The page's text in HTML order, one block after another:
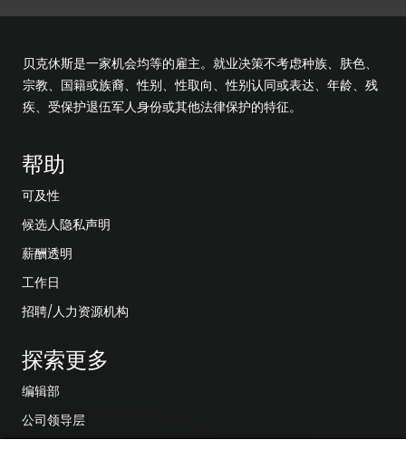
贝克休斯是一家机会均等的雇主。就业决策不考虑种族、肤色、
宗教、国籍或族裔、性别、性取向、性别认同或表达、年龄、残
疾、受保护退伍军人身份或其他法律保护的特征。
帮助
可及性
候选人隐私声明
薪酬透明
工作日
招聘/人力资源机构
探索更多
编辑部
公司领导层